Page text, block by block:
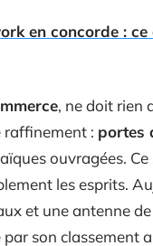
en concorde :
, ne doit rien
raffinement : portes
ouvragées.
les esprits.
et une antenne
son classement